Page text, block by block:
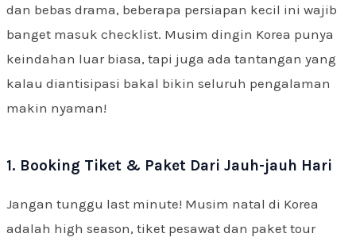
dan bebas drama, beberapa persiapan kecil ini wajib
banget masuk checklist. Musim dingin Korea punya
keindahan luar biasa, tapi juga ada tantangan yang
kalau diantisipasi bakal bikin seluruh pengalaman
makin nyaman!
1. Booking Tiket & Paket Dari Jauh-jauh Hari
Jangan tunggu last minute! Musim natal di Korea
adalah high season, tiket pesawat dan paket tour